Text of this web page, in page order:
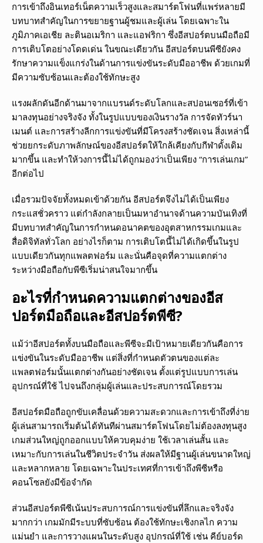
การเข้าถึงอินเทอร์เน็ตความเร็วสูงและสมาร์ตโฟนที่แพร่หลายมี
บทบาทสำคัญในการขยายฐานผู้ชมและผู้เล่น โดยเฉพาะใน
ภูมิภาคเอเชีย ละตินอเมริกา และแอฟริกา ซึ่งอีสปอร์ตบนมือถือมี
การเติบโตอย่างโดดเด่น ในขณะเดียวกัน อีสปอร์ตบนพีซียังคง
รักษาความแข็งแกร่งในด้านการแข่งขันระดับมืออาชีพ ด้วยเกมที่
มีความซับซ้อนและต้องใช้ทักษะสูง
แรงผลักดันอีกด้านมาจากแบรนด์ระดับโลกและสปอนเซอร์ที่เข้า
มาลงทุนอย่างจริงจัง ทั้งในรูปแบบของเงินรางวัล การจัดทัวร์นา
เมนต์ และการสร้างลีกการแข่งขันที่มีโครงสร้างชัดเจน สิ่งเหล่านี้
ช่วยยกระดับภาพลักษณ์ของอีสปอร์ตให้ใกล้เคียงกับกีฬาดั้งเดิม
มากขึ้น และทำให้วงการนี้ไม่ได้ถูกมองว่าเป็นเพียง “การเล่นเกม”
อีกต่อไป
เมื่อรวมปัจจัยทั้งหมดเข้าด้วยกัน อีสปอร์ตจึงไม่ได้เป็นเพียง
กระแสชั่วคราว แต่กำลังกลายเป็นมหาอำนาจด้านความบันเทิงที่
มีบทบาทสำคัญในการกำหนดอนาคตของอุตสาหกรรมเกมและ
สื่อดิจิทัลทั่วโลก อย่างไรก็ตาม การเติบโตนี้ไม่ได้เกิดขึ้นในรูป
แบบเดียวกันทุกแพลตฟอร์ม และนั่นคือจุดที่ความแตกต่าง
ระหว่างมือถือกับพีซีเริ่มน่าสนใจมากขึ้น
อะไรที่กำหนดความแตกต่างของอีส
ปอร์ตมือถือและอีสปอร์ตพีซี?
แม้ว่าอีสปอร์ตทั้งบนมือถือและพีซีจะมีเป้าหมายเดียวกันคือการ
แข่งขันในระดับมืออาชีพ แต่สิ่งที่กำหนดตัวตนของแต่ละ
แพลตฟอร์มนั้นแตกต่างกันอย่างชัดเจน ตั้งแต่รูปแบบการเล่น
อุปกรณ์ที่ใช้ ไปจนถึงกลุ่มผู้เล่นและประสบการณ์โดยรวม
อีสปอร์ตมือถือถูกขับเคลื่อนด้วยความสะดวกและการเข้าถึงที่ง่าย
ผู้เล่นสามารถเริ่มต้นได้ทันทีผ่านสมาร์ตโฟนโดยไม่ต้องลงทุนสูง
เกมส่วนใหญ่ถูกออกแบบให้ควบคุมง่าย ใช้เวลาเล่นสั้น และ
เหมาะกับการเล่นในชีวิตประจำวัน ส่งผลให้มีฐานผู้เล่นขนาดใหญ่
และหลากหลาย โดยเฉพาะในประเทศที่การเข้าถึงพีซีหรือ
คอนโซลยังมีข้อจำกัด
ส่วนอีสปอร์ตพีซีเน้นประสบการณ์การแข่งขันที่ลึกและจริงจัง
มากกว่า เกมมักมีระบบที่ซับซ้อน ต้องใช้ทักษะเชิงกลไก ความ
แม่นยำ และการวางแผนในระดับสูง อุปกรณ์ที่ใช้ เช่น คีย์บอร์ด